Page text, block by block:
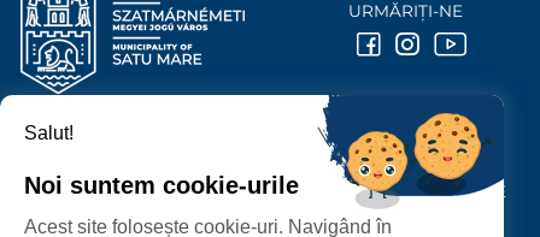
PRIMĂRIA MUNICIPIULUI
P-ȚA 25 OCTOMBRIE, NR. 1 CORP M, 440026 SATU MARE
URMĂRIȚI-NE
Salut!
Noi suntem cookie-urile
Acest site folosește cookie-uri. Navigând în